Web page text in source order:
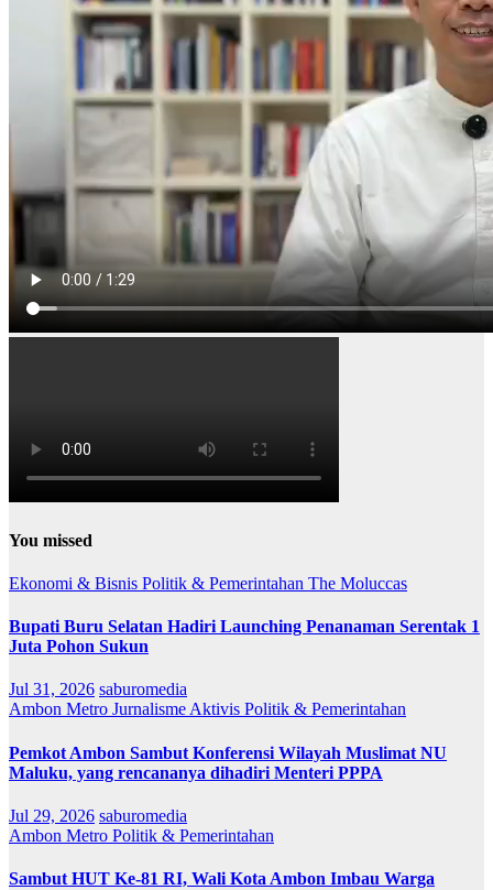
You missed
Ekonomi & Bisnis Politik & Pemerintahan The Moluccas
Bupati Buru Selatan Hadiri Launching Penanaman Serentak 1
Juta Pohon Sukun
Jul 31, 2026 saburomedia
Ambon Metro Jurnalisme Aktivis Politik & Pemerintahan
Pemkot Ambon Sambut Konferensi Wilayah Muslimat NU
Maluku, yang rencananya dihadiri Menteri PPPA
Jul 29, 2026 saburomedia
Ambon Metro Politik & Pemerintahan
Sambut HUT Ke-81 RI, Wali Kota Ambon Imbau Warga